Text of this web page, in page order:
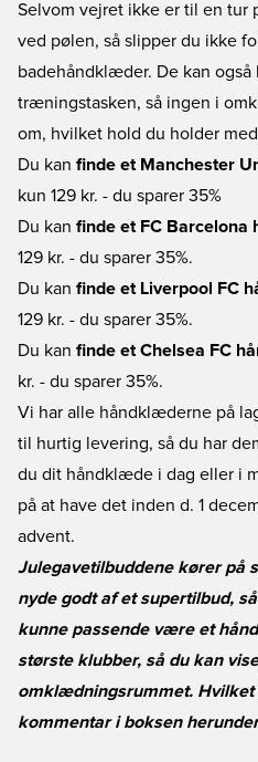
Selvom vejret ikke er til en tur
ved pølen, så slipper du ikke
badehåndklæder. De kan
træningstasken, så ingen i
om, hvilket hold du holder
Du kan finde et Manchester
kun 129 kr. - du sparer 35%
Du kan finde et FC
129 kr. - du sparer 35%.
Du kan finde et Liverpool FC
129 kr. - du sparer 35%.
Du kan finde et Chelsea FC
kr. - du sparer 35%.
Vi har alle håndklæderne på
til hurtig levering, så du har
du dit håndklæde i dag eller i
på at have det inden d. 1
advent.
Julegavetilbuddene kører på
nyde godt af et supertilbud,
kunne passende være et
største klubber, så du kan
omklædningsrummet. Hvilket
kommentar i boksen